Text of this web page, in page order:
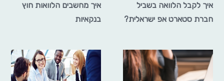
איך לקבל הלוואה בשביל
חברת סטארט אפ ישראלית?
איך מחשבים הלוואות חוץ
בנקאיות